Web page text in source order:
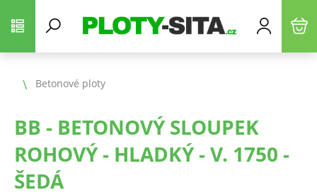
Betonové ploty
BB - BETONOVÝ SLOUPEK
ROHOVÝ - HLADKÝ - V. 1750 -
ŠEDÁ